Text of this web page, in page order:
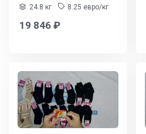
24.8 кг 8.25 евро/кг
19 846 ₽